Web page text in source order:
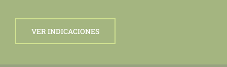
VER INDICACIONES